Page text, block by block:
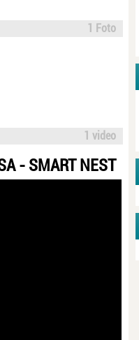
1 Foto
1 video
- SMART NEST